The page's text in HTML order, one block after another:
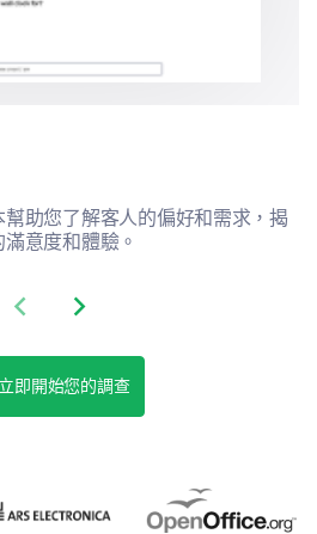
最後的問題，以了解您的整體
教學多滿意？
助您了解客人的偏好和需求，揭
意度和體驗。
Previous slide
Next slide
立即開始您的調查